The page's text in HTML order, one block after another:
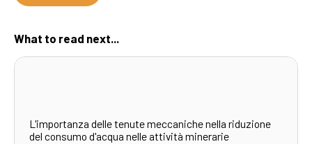
What to read next...
L'importanza delle tenute meccaniche nella riduzione
del consumo d'acqua nelle attività minerarie